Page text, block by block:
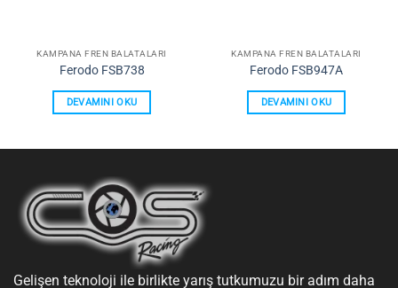
KAMPANA FREN BALATALARI
Ferodo FSB738
DEVAMINI OKU
KAMPANA FREN BALATALARI
Ferodo FSB947A
DEVAMINI OKU
Gelişen teknoloji ile birlikte yarış tutkumuzu bir adım daha